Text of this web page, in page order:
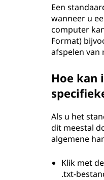
Een
wanneer u
computer
Format)
afspelen van
Hoe kan
Als u het
dit meestal
algemene
Klik met
.txt-